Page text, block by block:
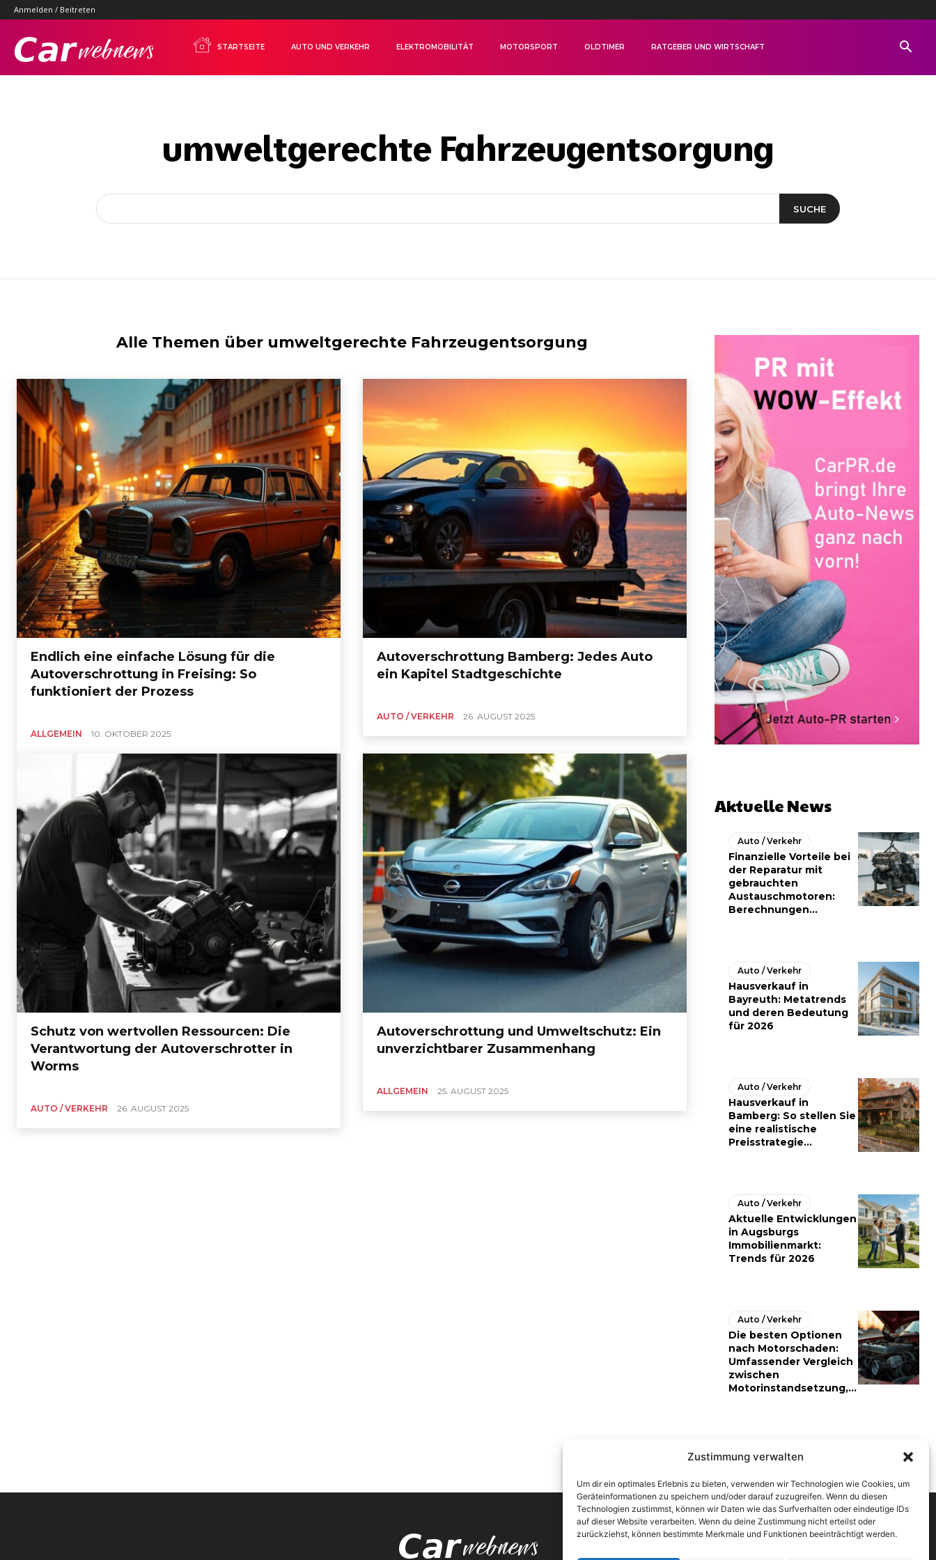
Zustimmung verwalten
Um dir ein optimales Erlebnis zu bieten, verwenden wir Technologien wie Cookies, um
Geräteinformationen zu speichern und/oder darauf zuzugreifen. Wenn du diesen
Technologien zustimmst, können wir Daten wie das Surfverhalten oder eindeutige IDs
auf dieser Website verarbeiten. Wenn du deine Zustimmung nicht erteilst oder
zurückziehst, können bestimmte Merkmale und Funktionen beeinträchtigt werden.
Anmelden / Beitreten
Carwebnews.comSTARTSEITE AUTO UND VERKEHR ELEKTROMOBILITÄT MOTORSPORT OLDTIMER RATGEBER UND WIRTSCHAFT
umweltgerechte Fahrzeugentsorgung
SUCHE
Alle Themen über umweltgerechte Fahrzeugentsorgung
Endlich eine einfache Lösung für die
Autoverschrottung in Freising: So
funktioniert der Prozess
ALLGEMEIN 10. OKTOBER 2025
Autoverschrottung Bamberg: Jedes Auto
ein Kapitel Stadtgeschichte
AUTO / VERKEHR 26. AUGUST 2025
Schutz von wertvollen Ressourcen: Die
Verantwortung der Autoverschrotter in
Worms
AUTO / VERKEHR 26. AUGUST 2025
Autoverschrottung und Umweltschutz: Ein
unverzichtbarer Zusammenhang
ALLGEMEIN 25. AUGUST 2025
Aktuelle News
Auto / Verkehr
Finanzielle Vorteile bei
der Reparatur mit
gebrauchten
Austauschmotoren:
Berechnungen...
Auto / Verkehr
Hausverkauf in
Bayreuth: Metatrends
und deren Bedeutung
für 2026
Auto / Verkehr
Hausverkauf in
Bamberg: So stellen Sie
eine realistische
Preisstrategie...
Auto / Verkehr
Aktuelle Entwicklungen
in Augsburgs
Immobilienmarkt:
Trends für 2026
Auto / Verkehr
Die besten Optionen
nach Motorschaden:
Umfassender Vergleich
zwischen
Motorinstandsetzung,...